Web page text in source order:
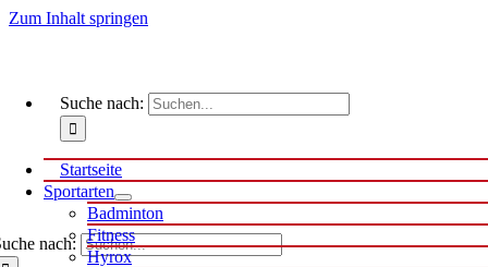
Zum Inhalt springen
nach:
Startseite
Sportarten
Badminton
Fitness
Hyrox
Suche nach: